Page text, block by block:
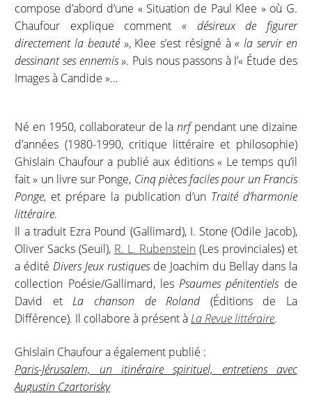
compose d’abord d’une « Situation de Paul Klee » où G.
Chaufour explique comment « désireux de figurer
directement la beauté », Klee s’est résigné à« la servir en
dessinant ses ennemis ». Puis nous passons à l’« Étude des
Images à Candide »…
Né en 1950, collaborateur de lanrfpendant une dizaine
d’années (1980-1990, critique littéraire et philosophie)
Ghislain Chaufour a publié aux éditions « Le temps qu’il
fait » un livre sur Ponge, Cinq pièces faciles pour un Francis
Ponge, et prépare la publication d’un Traité d’harmonie
littéraire.
Il a traduit Ezra Pound (Gallimard), I. Stone (Odile Jacob),
Oliver Sacks (Seuil), R. L. Rubenstein(Les provinciales) et
a éditéDivers Jeux rustiquesde Joachim du Bellay dans la
collection Poésie/Gallimard, lesPsaumes pénitentielsde
David etLa chanson de Roland(Éditions de La
Différence). Il collabore à présent à La Revue littéraire.
Ghislain Chaufour a également publié :
Paris-Jérusalem, un itinéraire spirituel, entretiens avec
Augustin Czartorisky